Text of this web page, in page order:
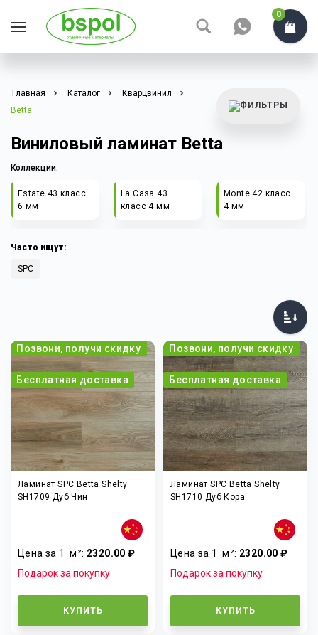
0
Главная Каталог
Кварцвинил
Betta
Виниловый ламинат Betta
Коллекции:
Estate 43 класс
6 мм
La Casa 43
класс 4 мм
Monte 42 класс
4 мм
Часто ищут:
SPC
Позвони, получи скидку
Бесплатная доставка
Ламинат SPC Betta Shelty
SH1709 Дуб Чин
Цена за 1м²: 2320.00 ₽
Подарок за покупку
КУПИТЬ
Позвони, получи скидку
Бесплатная доставка
Ламинат SPC Betta Shelty
SH1710 Дуб Кора
Цена за 1м²: 2320.00 ₽
Подарок за покупку
КУПИТЬ